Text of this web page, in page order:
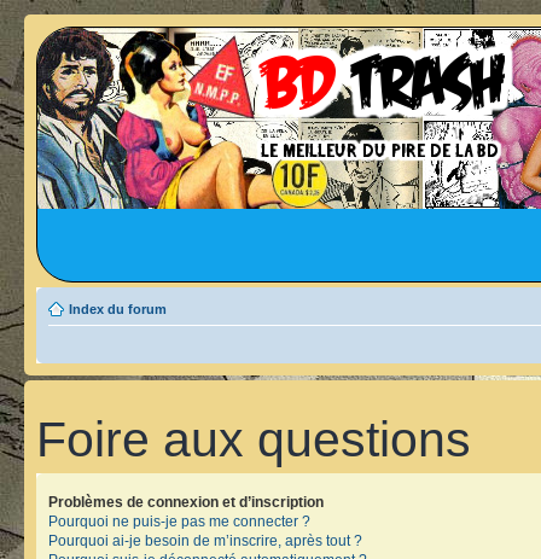
Index du forum
Foire aux questions
Problèmes de connexion et d’inscription
Pourquoi ne puis-je pas me connecter ?
Pourquoi ai-je besoin de m’inscrire, après tout ?